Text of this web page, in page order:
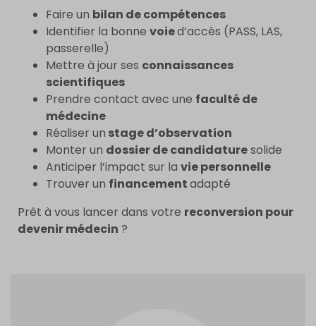
Faire un bilan de compétences
Identifier la bonne voied’accès (PASS, LAS,
passerelle)
Mettre à jour ses connaissances
scientifiques
Prendre contact avec une faculté de
médecine
Réaliser un stage d’observation
Monter un dossier de candidaturesolide
Anticiper l’impact sur la vie personnelle
Trouver un financementadapté
Prêt à vous lancer dans votre reconversion pour
devenir médecin ?